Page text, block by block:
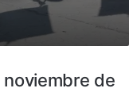
de